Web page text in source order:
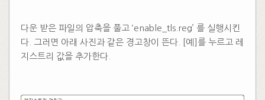
다운 받은 파일의 압축을 풀고 ‘enable_tls.reg’ 를 실행시킨
다. 그러면 아래 사진과 같은 경고창이 뜬다. [예]를 누르고 레
지스트리 값을 추가한다.